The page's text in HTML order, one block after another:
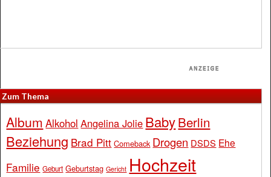
Zum Thema
Album Alkohol Angelina Jolie BabyBerlin
Beziehung Brad Pitt Comeback Drogen DSDS Ehe
Familie Geburt Geburtstag Gericht Hochzeit